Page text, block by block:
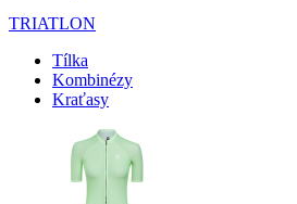
TRIATLON
Tílka
Kombinézy
Kraťasy